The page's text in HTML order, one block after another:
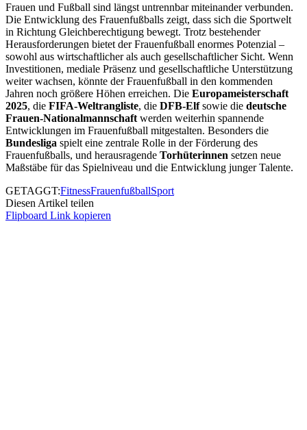
Frauen und Fußball sind längst untrennbar miteinander verbunden.
Die Entwicklung des Frauenfußballs zeigt, dass sich die Sportwelt
in Richtung Gleichberechtigung bewegt. Trotz bestehender
Herausforderungen bietet der Frauenfußball enormes Potenzial –
sowohl aus wirtschaftlicher als auch gesellschaftlicher Sicht. Wenn
Investitionen, mediale Präsenz und gesellschaftliche Unterstützung
weiter wachsen, könnte der Frauenfußball in den kommenden
Jahren noch größere Höhen erreichen. Die Europameisterschaft
2025, die FIFA-Weltrangliste, die DFB-Elfsowie die deutsche
Frauen-Nationalmannschaft werden weiterhin spannende
Entwicklungen im Frauenfußball mitgestalten. Besonders die
Bundesliga spielt eine zentrale Rolle in der Förderung des
Frauenfußballs, und herausragende Torhüterinnen setzen neue
Maßstäbe für das Spielniveau und die Entwicklung junger Talente.
GETAGGT:FitnessFrauenfußballSport
Diesen Artikel teilen
Flipboard Link kopieren